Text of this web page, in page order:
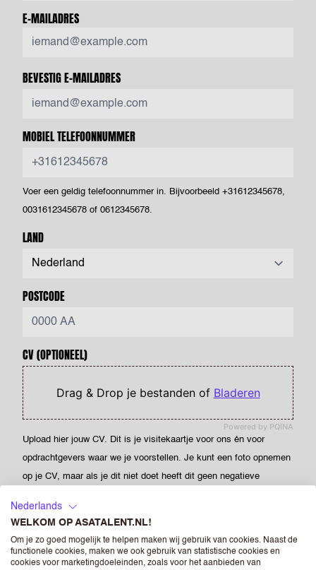
E-MAILADRES
BEVESTIG E-MAILADRES
MOBIEL TELEFOONNUMMER
Voer een geldig telefoonnummer in. Bijvoorbeeld +31612345678,
0031612345678 of 0612345678.
LAND
POSTCODE
CV(OPTIONEEL)
Powered by PQINA
Drag & Drop je bestanden of Bladeren
Upload hier jouw CV. Dit is je visitekaartje voor ons én voor
opdrachtgevers waar we je voorstellen. Je kunt een foto opnemen
op je CV, maar als je dit niet doet heeft dit geen negatieve
geef je ASA Talent - én de bedrijven die horen bij RGF Staffing the
verstrekken aan (potentiële) opdrachtgevers.
Nederlands
WELKOM OP ASATALENT.NL!
Om je zo goed mogelijk te helpen maken wij gebruik van cookies. Naast de
functionele cookies, maken we ook gebruik van statistische cookies en
cookies voor marketingdoeleinden, zoals voor het aanbieden van